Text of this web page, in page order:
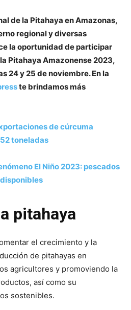
de la Pitahaya en Amazonas,
regional y diversas
la oportunidad de participar
Pitahaya Amazonense 2023,
24 y 25 de noviembre. En la
te brindamos más
de cúrcuma
toneladas
El Niño 2023: pescados
pitahaya
el crecimiento y la
de pitahayas en
agricultores y promoviendo la
así como su
sostenibles.